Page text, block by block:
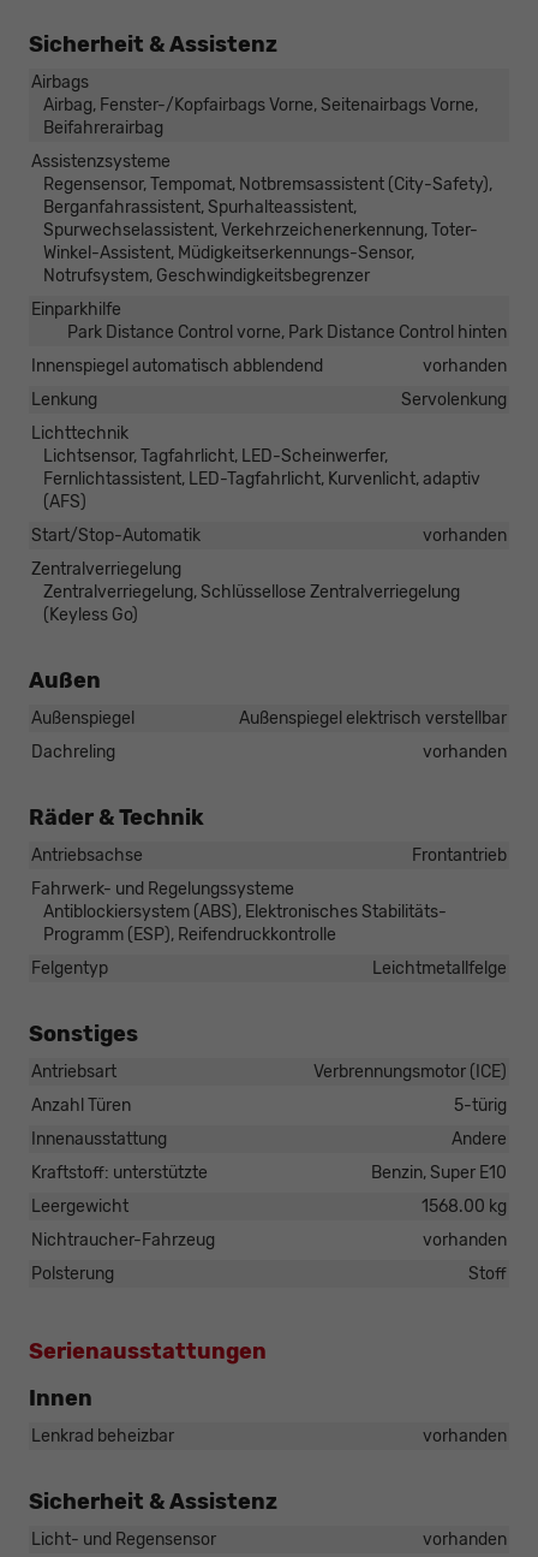
Sicherheit & Assistenz
Airbags
Airbag, Fenster-/Kopfairbags Vorne, Seitenairbags Vorne,
Beifahrerairbag
Assistenzsysteme
Regensensor, Tempomat, Notbremsassistent (City-Safety),
Berganfahrassistent, Spurhalteassistent,
Spurwechselassistent, Verkehrzeichenerkennung, Toter-
Winkel-Assistent, Müdigkeitserkennungs-Sensor,
Notrufsystem, Geschwindigkeitsbegrenzer
Einparkhilfe
Park Distance Control vorne, Park Distance Control hinten
Innenspiegel automatisch abblendend
vorhanden
Lenkung
Servolenkung
Lichttechnik
Lichtsensor, Tagfahrlicht, LED-Scheinwerfer,
Fernlichtassistent, LED-Tagfahrlicht, Kurvenlicht, adaptiv
(AFS)
Start/Stop-Automatik
vorhanden
Zentralverriegelung
Zentralverriegelung, Schlüssellose Zentralverriegelung
(Keyless Go)
Außen
Außenspiegel
Außenspiegel elektrisch verstellbar
Dachreling
vorhanden
Räder & Technik
Antriebsachse
Frontantrieb
Fahrwerk- und Regelungssysteme
Antiblockiersystem (ABS), Elektronisches Stabilitäts-
Programm (ESP), Reifendruckkontrolle
Felgentyp
Leichtmetallfelge
Sonstiges
Antriebsart
Verbrennungsmotor (ICE)
Anzahl Türen
5-türig
Innenausstattung
Andere
Kraftstoff: unterstützte
Benzin, Super E10
Leergewicht
1568.00 kg
Nichtraucher-Fahrzeug
vorhanden
Polsterung
Stoff
Serienausstattungen
Innen
Lenkrad beheizbar vorhanden
Sicherheit & Assistenz
Licht- und Regensensor vorhanden